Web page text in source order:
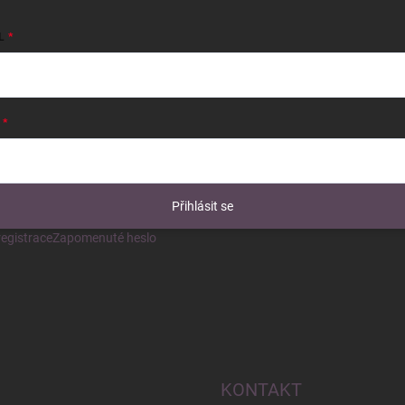
Přihlásit se
Zapomenuté heslo
KONTAKT